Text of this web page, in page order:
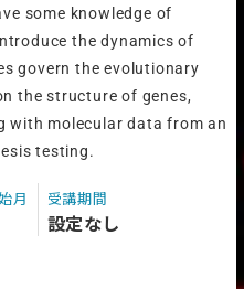
some knowledge of
the dynamics of
govern the evolutionary
the structure of genes,
with molecular data from an
testing.
月 受講期間
設定なし